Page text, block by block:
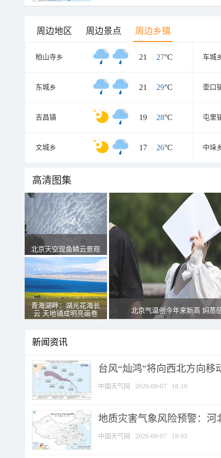
周边地区 周边景点 周边乡镇
柏山寺乡 21 / 27°C 车城
东城乡 21 / 29°C 壶口
吉昌镇 19 / 28°C 屯里
文城乡 17 / 26°C 中垛
高清图集
北京天空现鱼鳞云景观
青海湖畔：湖光花海长
云 天地铺成明亮画卷
北京气温创今年来新高 焖蒸
新闻资讯
台风“灿鸿”将向西北方向移
中国天气网 2026-08-07 18:10
地质灾害气象风险预警：河
中国天气网 2026-08-07 18:05